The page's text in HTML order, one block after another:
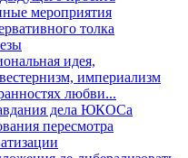
мероприятия
толка
идея,
империализм
любви...
дела ЮКОСа
пересмотра